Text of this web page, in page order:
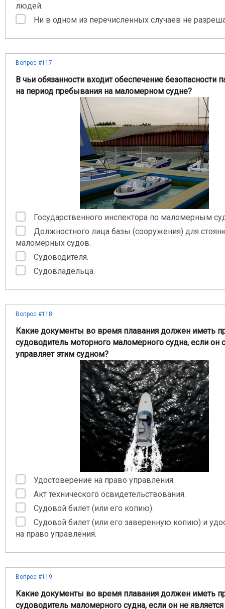
людей.
Ни в одном из перечисленных случаев не
Вопрос #117
В чьи обязанности входит обеспечение безопасности
на период пребывания на маломерном судне?
Государственного инспектора по маломерным
Должностного лица базы (сооружения) для
маломерных судов.
Судоводителя.
Судовладельца.
Вопрос #118
Какие документы во время плавания должен иметь
судоводитель моторного маломерного судна, если он
управляет этим судном?
Удостоверение на право управления.
Акт технического освидетельствования.
Судовой билет (или его копию).
Судовой билет (или его заверенную копию) и
на право управления.
Вопрос #119
Какие документы во время плавания должен иметь
судоводитель маломерного судна, если он не